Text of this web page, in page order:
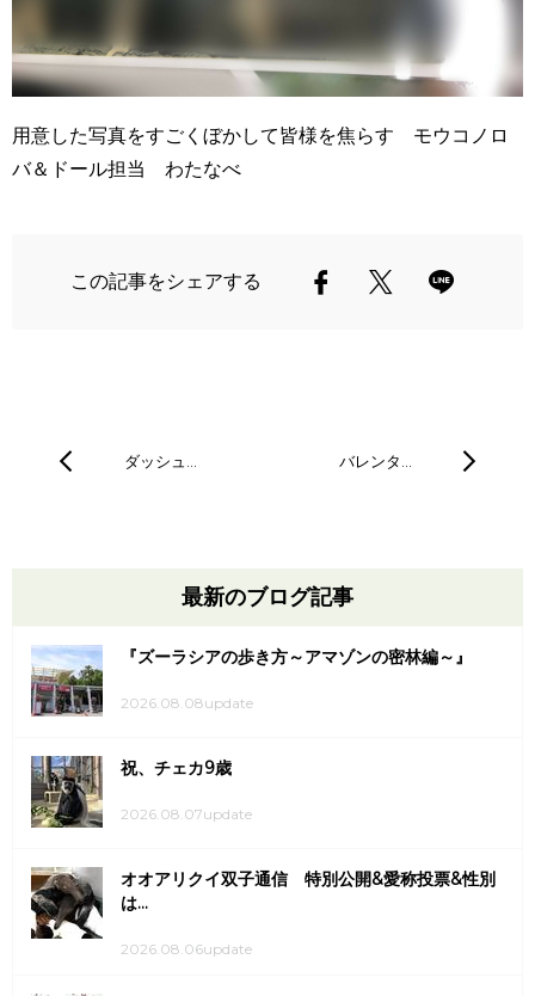
用意した写真をすごくぼかして皆様を焦らす モウコノロ
バ＆ドール担当 わたなべ
この記事をシェアする
ダッシュ… バレンタ…
最新のブログ記事
『ズーラシアの歩き方～アマゾンの密林編～』
2026.08.08update
祝、チェカ9歳
2026.08.07update
オオアリクイ双子通信 特別公開&愛称投票&性別
は...
2026.08.06update